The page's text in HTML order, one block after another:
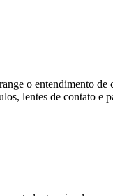
o entendimento
lentes de contato e